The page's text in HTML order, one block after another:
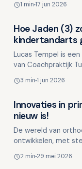
1 min 17 jun 2026
Kinderen en
Hoe Jaden (3)
kindertandarts
Lucas Tempel is
van Coachpraktijk
3 min 1 jun 2026
Kinderen en
Innovaties in
nieuw is!
De wereld van
ontwikkelen, met
meest rec…
2 min 29 mei 2026